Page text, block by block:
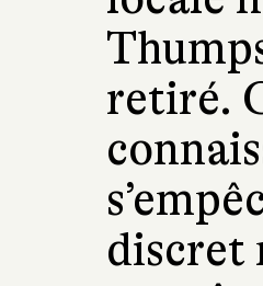
retiré.
discret